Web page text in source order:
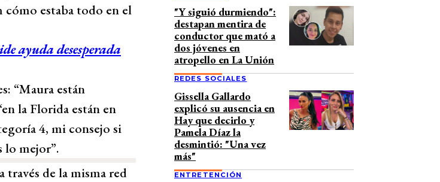
estaba todo en el
ayuda desesperada
“Maura están
la Florida están en
4, mi consejo si
lo mejor”.
través de la misma red
"Y siguió durmiendo":
destapan mentira de
conductor que mató a
dos jóvenes en
atropello en La Unión
REDES SOCIALES
Gissella Gallardo
explicó su ausencia en
Hay que decirlo y
Pamela Díaz la
desmintió: "Una vez
más"
ENTRETENCIÓN